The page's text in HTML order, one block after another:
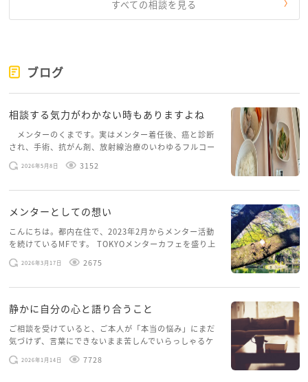
のも良いのかもしれませんね
^ - ^
すべての相談を見る
ブログ
相談する気力がわかない時もありますよね
メンターのくまです。実はメンター着任後、癌と診断
され、手術、抗がん剤、放射線治療のいわゆるフルコー
スを体験していて、しばらくメンターカフェに来られて
いませんでした。体力だけでなく、気力も落ちパソコン
2026年5月8日 3152
メンターとしての想い
こんにちは。都内在住で、2023年2月からメンター活動
を続けているMFです。 TOKYOメンターカフェを盛り上
げたいという想いから、勇気を出して初めてブログを投
稿してみようと思います。少し自分のことを書いてみま
2026年3月17日 2675
静かに自分の心と語り合うこと
ご相談を受けていると、ご本人が「本当の悩み」にまだ
気づけず、言葉にできないまま苦しんでいらっしゃるケ
ースがありますお悩みというのは、心の深いところ（深
層心理）に触れることで、まったく違う角度から解決の
2026年1月14日 7728